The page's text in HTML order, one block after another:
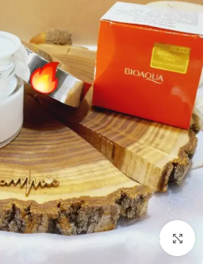
بزرگنمایی تصویر